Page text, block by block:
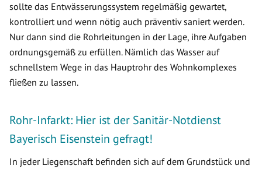
sollte das Entwässerungssystem regelmäßig gewartet,
kontrolliert und wenn nötig auch präventiv saniert werden.
Nur dann sind die Rohrleitungen in der Lage, ihre Aufgaben
ordnungsgemäß zu erfüllen. Nämlich das Wasser auf
schnellstem Wege in das Hauptrohr des Wohnkomplexes
fließen zu lassen.
Rohr-Infarkt: Hier ist der Sanitär-Notdienst
Bayerisch Eisenstein gefragt!
In jeder Liegenschaft befinden sich auf dem Grundstück und